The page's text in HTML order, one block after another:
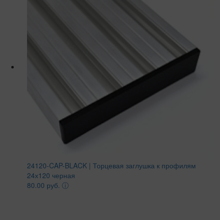
24120-CAP-BLACK | Торцевая заглушка к профилям
24х120 черная
80.00 руб. ⓘ